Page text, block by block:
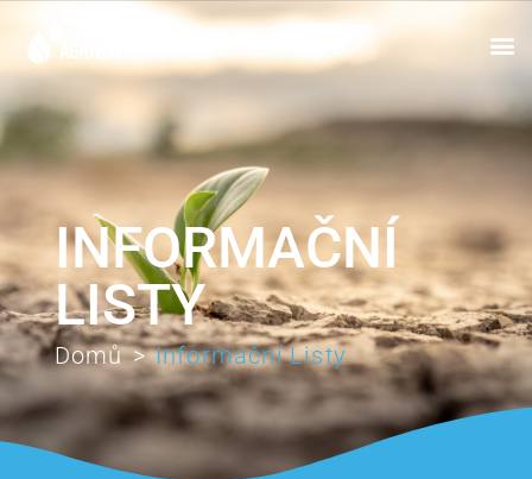
INFORMAČNÍ
LISTY
Domů > Informační Listy